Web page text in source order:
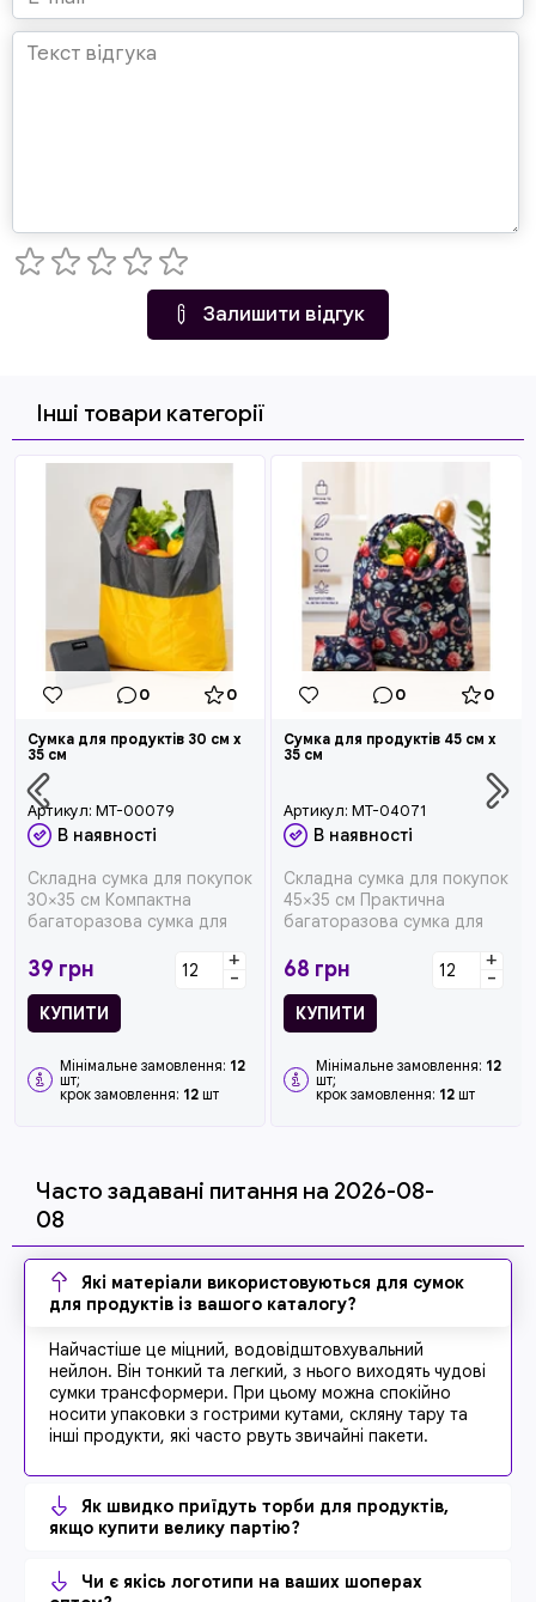
Залишити відгук
Інші товари категорії
0 0
Сумка для продуктів 30 см x
35 см
Артикул: MT-00079
В наявності
Складна сумка для покупок
30×35 см Компактна
багаторазова сумка для
39 грн +
-
КУПИТИ
Мінімальне замовлення: 12
шт;
крок замовлення: 12 шт
0 0
Сумка для продуктів 45 см x
35 см
Артикул: MT-04071
В наявності
Складна сумка для покупок
45×35 см Практична
багаторазова сумка для
68 грн +
-
КУПИТИ
Мінімальне замовлення: 12
шт;
крок замовлення: 12 шт
Часто задавані питання на 2026-08-
08
Які матеріали використовуються для сумок
для продуктів із вашого каталогу?
Найчастіше це міцний, водовідштовхувальний
нейлон. Він тонкий та легкий, з нього виходять чудові
сумки трансформери. При цьому можна спокійно
носити упаковки з гострими кутами, скляну тару та
інші продукти, які часто рвуть звичайні пакети.
Як швидко приїдуть торби для продуктів,
якщо купити велику партію?
Чи є якісь логотипи на ваших шоперах